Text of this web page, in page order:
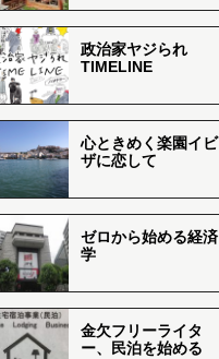
政治家ヤジられ
TIMELINE
心ときめく楽園イビ
ザに恋して
ゼロから始める経済
学
金欠フリーライタ
ー、民泊を始める